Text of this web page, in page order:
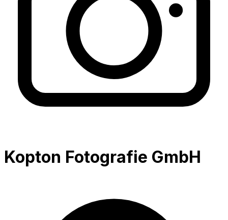
Kopton Fotografie GmbH